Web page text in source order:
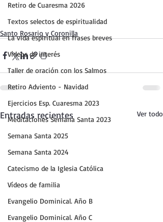
Retiro de Cuaresma 2026
Textos selectos de espiritualidad
La vida espiritual en frases breves
Vídeos de interés
Taller de oración con los Salmos
Retiro Adviento - Navidad
Ejercicios Esp. Cuaresma 2023
Meditaciones Semana Santa 2023
Semana Santa 2025
Semana Santa 2024
Catecismo de la Iglesia Católica
Vídeos de familia
Evangelio Dominical. Año B
Evangelio Dominical. Año C
Santo Rosario y Coronilla
Entradas recientes Ver todo